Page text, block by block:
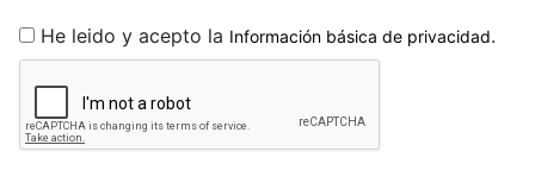
He leido y acepto la Información básica de privacidad.